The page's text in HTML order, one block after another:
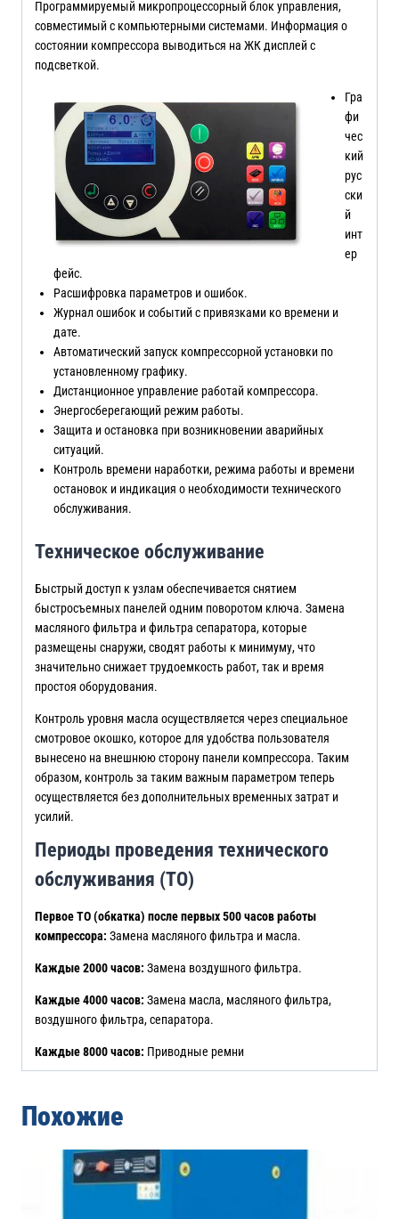
Программируемый микропроцессорный блок управления,
совместимый с компьютерными системами. Информация о
состоянии компрессора выводиться на ЖК дисплей с
подсветкой.
Гра
фи
чес
кий
рус
ски
й
инт
ер
фейс.
Расшифровка параметров и ошибок.
Журнал ошибок и событий с привязками ко времени и
дате.
Автоматический запуск компрессорной установки по
установленному графику.
Дистанционное управление работай компрессора.
Энергосберегающий режим работы.
Защита и остановка при возникновении аварийных
ситуаций.
Контроль времени наработки, режима работы и времени
остановок и индикация о необходимости технического
обслуживания.
Техническое обслуживание
Быстрый доступ к узлам обеспечивается снятием
быстросъемных панелей одним поворотом ключа. Замена
масляного фильтра и фильтра сепаратора, которые
размещены снаружи, сводят работы к минимуму, что
значительно снижает трудоемкость работ, так и время
простоя оборудования.
Контроль уровня масла осуществляется через специальное
смотровое окошко, которое для удобства пользователя
вынесено на внешнюю сторону панели компрессора. Таким
образом, контроль за таким важным параметром теперь
осуществляется без дополнительных временных затрат и
усилий.
Периоды проведения технического
обслуживания (ТО)
Первое ТО (обкатка) после первых 500 часов работы
компрессора: Замена масляного фильтра и масла.
Каждые 2000 часов: Замена воздушного фильтра.
Каждые 4000 часов: Замена масла, масляного фильтра,
воздушного фильтра, сепаратора.
Каждые 8000 часов: Приводные ремни
Похожие